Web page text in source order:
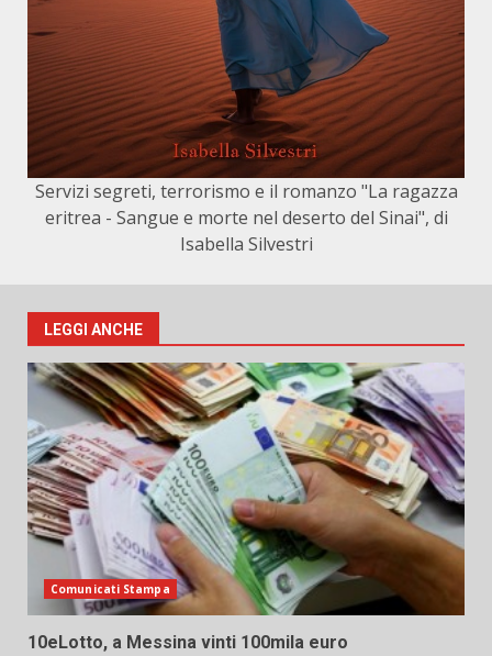
Servizi segreti, terrorismo e il romanzo "La ragazza
eritrea - Sangue e morte nel deserto del Sinai", di
Isabella Silvestri
LEGGI ANCHE
Comunicati Stampa
10eLotto, a Messina vinti 100mila euro